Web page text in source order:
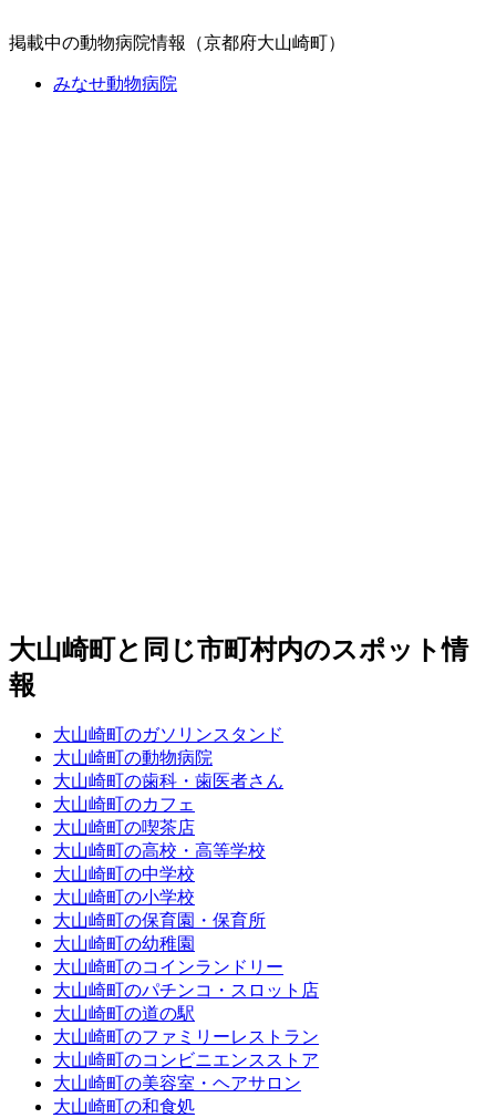
掲載中の動物病院情報（京都府大山崎町）
みなせ動物病院
大山崎町と同じ市町村内のスポット情
報
大山崎町のガソリンスタンド
大山崎町の動物病院
大山崎町の歯科・歯医者さん
大山崎町のカフェ
大山崎町の喫茶店
大山崎町の高校・高等学校
大山崎町の中学校
大山崎町の小学校
大山崎町の保育園・保育所
大山崎町の幼稚園
大山崎町のコインランドリー
大山崎町のパチンコ・スロット店
大山崎町の道の駅
大山崎町のファミリーレストラン
大山崎町のコンビニエンスストア
大山崎町の美容室・ヘアサロン
大山崎町の和食処